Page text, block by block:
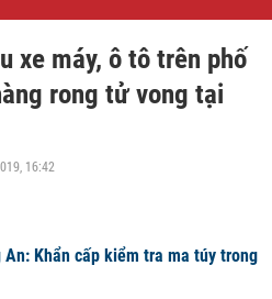
xe máy, ô tô trên phố
rong tử vong tại
16:42
Khẩn cấp kiểm tra ma túy trong